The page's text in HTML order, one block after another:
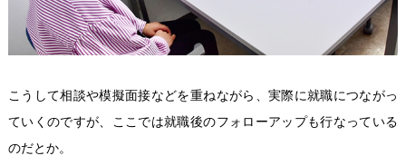
こうして相談や模擬面接などを重ねながら、実際に就職につながっ
ていくのですが、ここでは就職後のフォローアップも行なっている
のだとか。